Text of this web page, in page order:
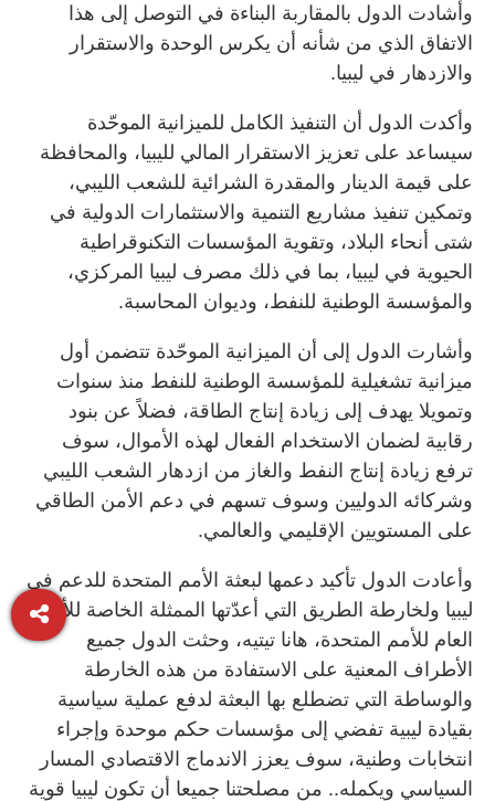
‏وأشادت الدول بالمقاربة البناءة في التوصل إلى هذا
الاتفاق الذي من شأنه أن يكرس الوحدة والاستقرار
والازدهار في ليبيا.
‏وأكدت الدول أن التنفيذ الكامل للميزانية الموحّدة
سيساعد على تعزيز الاستقرار المالي لليبيا، والمحافظة
على قيمة الدينار والمقدرة الشرائية للشعب الليبي،
وتمكين تنفيذ مشاريع التنمية والاستثمارات الدولية في
شتى أنحاء البلاد، وتقوية المؤسسات التكنوقراطية
الحيوية في ليبيا، بما في ذلك مصرف ليبيا المركزي،
والمؤسسة الوطنية للنفط، وديوان المحاسبة.
وأشارت الدول إلى أن الميزانية الموحّدة تتضمن أول
ميزانية تشغيلية للمؤسسة الوطنية للنفط منذ سنوات
وتمويلا يهدف إلى زيادة إنتاج الطاقة، فضلاً عن بنود
رقابية لضمان الاستخدام الفعال لهذه الأموال، سوف
ترفع زيادة إنتاج النفط والغاز من ازدهار الشعب الليبي
وشركائه الدوليين وسوف تسهم في دعم الأمن الطاقي
على المستويين الإقليمي والعالمي.
وأعادت الدول تأكيد دعمها لبعثة الأمم المتحدة للدعم في
ليبيا ولخارطة الطريق التي أعدّتها الممثلة الخاصة للأمين
العام للأمم المتحدة، هانا تيتيه، وحثت الدول جميع
الأطراف المعنية على الاستفادة من هذه الخارطة
والوساطة التي تضطلع بها البعثة لدفع عملية سياسية
بقيادة ليبية تفضي إلى مؤسسات حكم موحدة وإجراء
انتخابات وطنية، سوف يعزز الاندماج الاقتصادي المسار
السياسي ويكمله.. من مصلحتنا جميعا أن تكون ليبيا قوية